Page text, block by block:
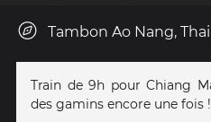
Tambon Ao Nang,
Train de 9h pour Chiang
des gamins encore une fois !